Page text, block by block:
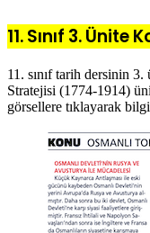
11. Sınıf 3. Ünite
11. sınıf tarih dersinin
Stratejisi (1774-1914)
görsellere tıklayarak